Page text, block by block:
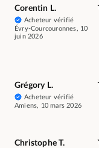
Corentin L.
Acheteur vérifié
Évry-Courcouronnes, 10
juin 2026
Grégory L.
Acheteur vérifié
Amiens, 10 mars 2026
Christophe T.